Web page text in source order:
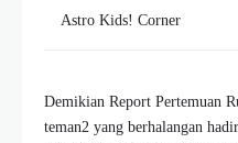
Astro Kids! Corner
Demikian Report Pertemuan
teman2 yang berhalangan